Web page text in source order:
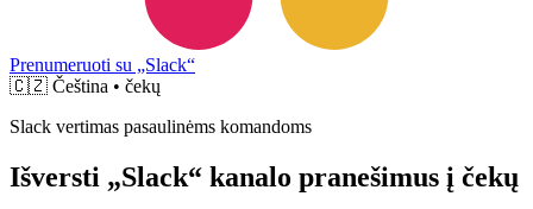
Prenumeruoti su „Slack“
🇨🇿 Čeština • čekų
Slack vertimas pasaulinėms komandoms
Išversti „Slack“ kanalo pranešimus į čekų